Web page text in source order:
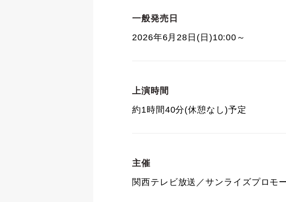
一般発売日
2026年6月28日(日)10:00～
上演時間
約1時間40分(休憩なし)予定
主催
関西テレビ放送／サンライズプロモ